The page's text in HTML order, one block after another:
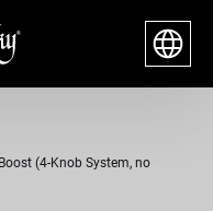
(4-Knob System, no